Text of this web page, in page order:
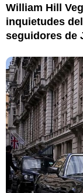
William Hill
inquietudes
seguidores de